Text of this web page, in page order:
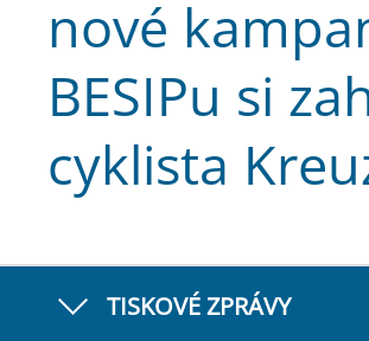
nové
BESIPu si
cyklista
TISKOVÉ ZPRÁVY